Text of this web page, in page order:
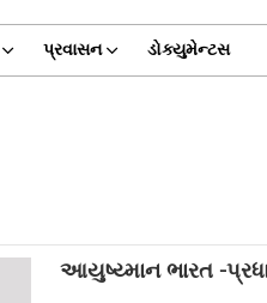
પ્રવાસન ડોક્યુમેન્ટસ
આયુષ્ય્માન ભારત -